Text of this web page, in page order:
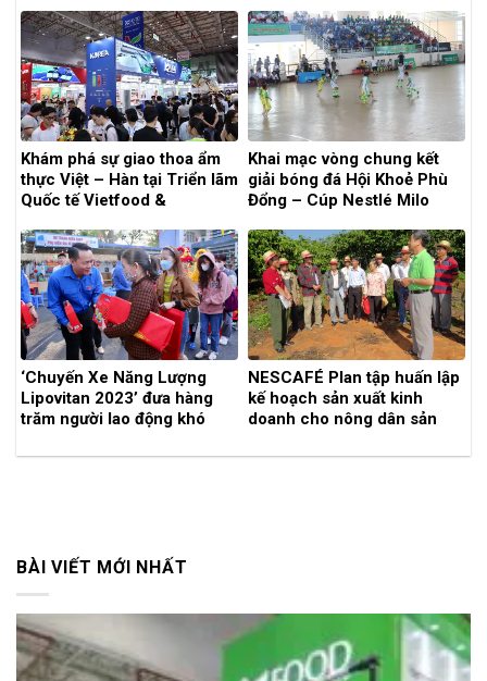
Khám phá sự giao thoa ẩm
thực Việt – Hàn tại Triển lãm
Quốc tế Vietfood &
Vietnam 2025
Khai mạc vòng chung kết
giải bóng đá Hội Khoẻ Phù
Đổng – Cúp Nestlé Milo
‘Chuyến Xe Năng Lượng
Lipovitan 2023’ đưa hàng
trăm người lao động khó
NESCAFÉ Plan tập huấn lập
kế hoạch sản xuất kinh
doanh cho nông dân sản
BÀI VIẾT MỚI NHẤT